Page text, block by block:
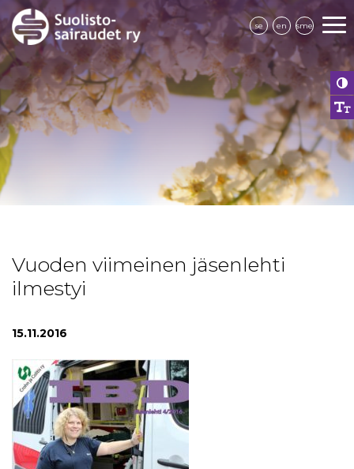
se en sme
Vuoden viimeinen jäsenlehti
ilmestyi
15.11.2016